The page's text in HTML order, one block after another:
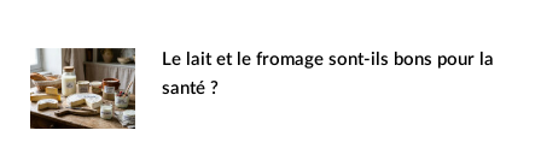
Le lait et le fromage sont-ils bons pour la
santé ?